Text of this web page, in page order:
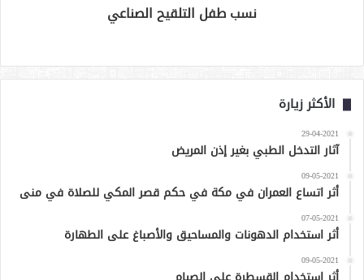
نسب طفل التلقيح الصناعي
الأكثر زيارة
29-04-2021
آثار التدخل الطبي بغير إذن المريض
09-05-2021
أثر اتساع العمران في مكة في حكم قصر المكي للصلاة في منى
07-05-2021
أثر استخدام الدهونات والمساحيق والأصباغ على الطهارة
09-05-2021